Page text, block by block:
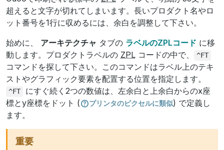
超えると文字が切れてしまいます。長いプロダクト名やロ
ット番号を1行に収めるには、余白を調整して下さい。
始めに、 アーキテクチャ タブの ラベルのZPLコード に移
動します。プロダクトラベルの ZPL コードの中で、 ^FT
コマンドを探して下さい。このコマンドはラベル上のテキ
ストやグラフィック要素を配置する位置を指定します。
^FT
にすぐ続く2つの数値は、左余白と上余白からのx座
標とy座標をドット (
プリンタのピクセルに類似) で定義し
ます。
重要